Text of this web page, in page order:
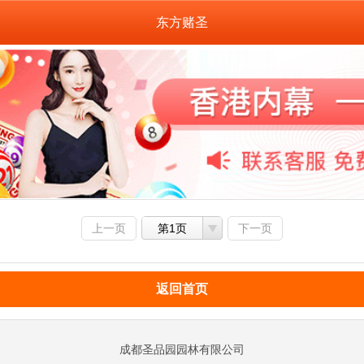
东方赌圣
上一页 第1页 下一页
返回首页
成都圣品园园林有限公司